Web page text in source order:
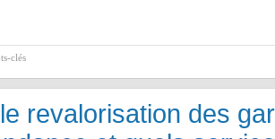
clés
revalorisation des